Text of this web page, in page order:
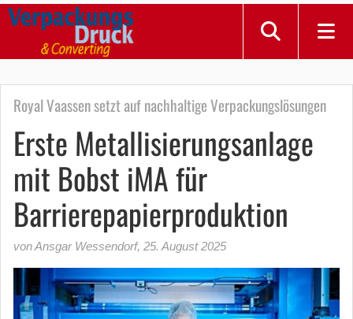
Royal Vaassen setzt auf nachhaltige Verpackungslösungen
Erste Metallisierungsanlage
mit Bobst iMA für
Barrierepapierproduktion
von Ansgar Wessendorf, 25. August 2025